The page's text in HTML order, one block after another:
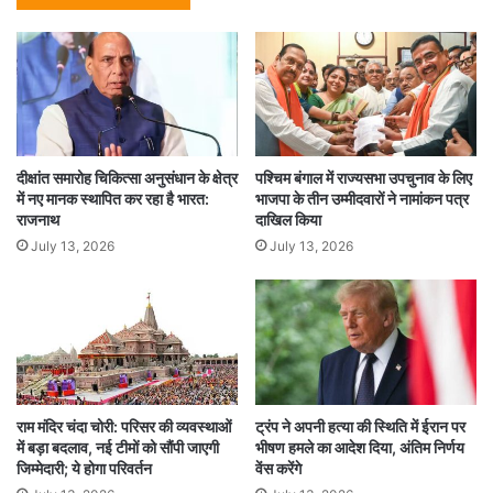
दीक्षांत समारोह चिकित्सा अनुसंधान के क्षेत्र
में नए मानक स्थापित कर रहा है भारत:
राजनाथ
July 13, 2026
पश्चिम बंगाल में राज्यसभा उपचुनाव के लिए
भाजपा के तीन उम्मीदवारों ने नामांकन पत्र
दाखिल किया
July 13, 2026
राम मंदिर चंदा चोरी: परिसर की व्यवस्थाओं
में बड़ा बदलाव, नई टीमों को सौंपी जाएगी
जिम्मेदारी; ये होगा परिवर्तन
ट्रंप ने अपनी हत्या की स्थिति में ईरान पर
भीषण हमले का आदेश दिया, अंतिम निर्णय
वेंस करेंगे